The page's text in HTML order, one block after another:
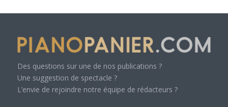
Des questions sur une de nos publications ?
Une suggestion de spectacle ?
L’envie de rejoindre notre équipe de rédacteurs ?